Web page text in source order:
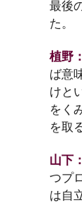
最後
た。
植野：
ば意
けと
をく
を取
山下：
つプ
は自